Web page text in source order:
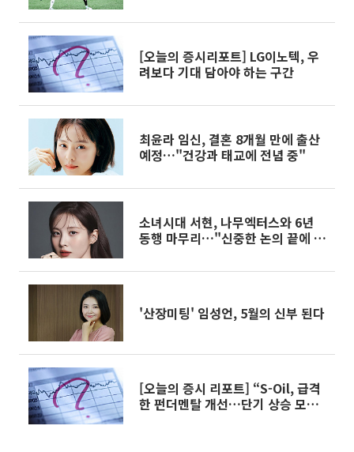
[오늘의 증시리포트] LG이노텍, 우
려보다 기대 담아야 하는 구간
최윤라 임신, 결혼 8개월 만에 출산
예정…"건강과 태교에 전념 중"
소녀시대 서현, 나무엑터스와 6년
동행 마무리…"신중한 논의 끝에 업
'산장미팅' 임성언, 5월의 신부 된다
[오늘의 증시 리포트] “S-Oil, 급격
한 펀더멘탈 개선…단기 상승 모멘